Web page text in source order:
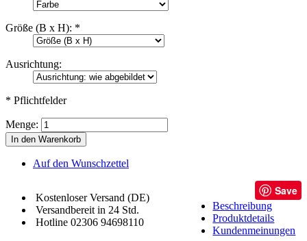
Größe (B x H): *
Ausrichtung:
* Pflichtfelder
Menge:
In den Warenkorb
Auf den Wunschzettel
Kostenloser Versand (DE)
Versandbereit in 24 Std.
Hotline 02306 94698110
Save
Beschreibung
Produktdetails
Kundenmeinungen